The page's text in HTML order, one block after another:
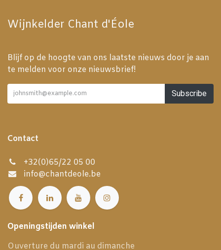
Wijnkelder Chant d'Éole
Blijf op de hoogte van ons laatste nieuws door je aan
te melden voor onze nieuwsbrief!
Subscribe
Contact
+32(0)65/22 05 00
info@chantdeole.be
Openingstijden winkel
Ouverture du mardi au dimanche